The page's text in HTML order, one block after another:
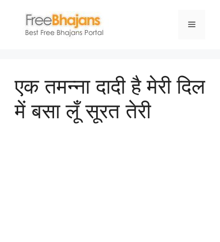
content
Menu
एक तमन्ना दादी है मेरी दिल
में बसा लूँ सूरत तेरी